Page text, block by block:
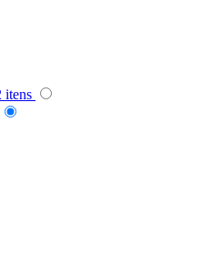
itens